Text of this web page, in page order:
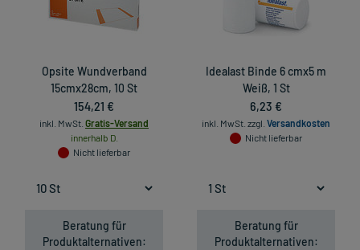
Opsite Wundverband
15cmx28cm, 10 St
154,21 €
inkl. MwSt. Gratis-Versand
innerhalb D.
Nicht lieferbar
Beratung für
Produktalternativen:
Idealast Binde 6 cmx5 m
Weiß, 1 St
6,23 €
inkl. MwSt. zzgl. Versandkosten
Nicht lieferbar
Beratung für
Produktalternativen: